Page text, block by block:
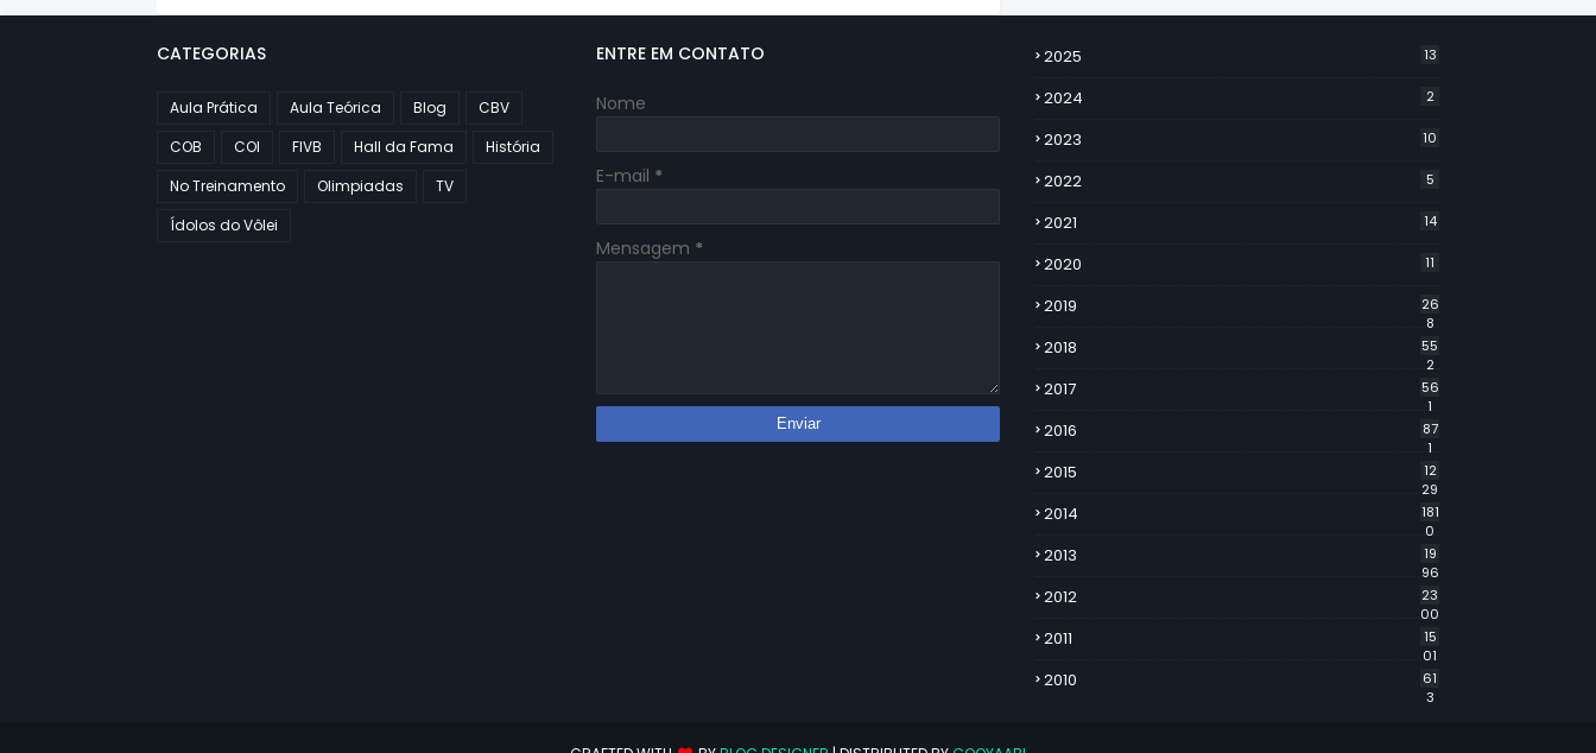
CATEGORIAS
Aula Prática Aula Teórica Blog
CBV
COB
COI FIVB Hall da Fama
História
No Treinamento
Olimpiadas
TV
Ídolos do Vôlei
ENTRE EM CONTATO
Nome
E-mail *
Mensagem *
2025 13
2024 2
2023 10
2022 5
2021 14
2020 11
2019
26
8
2018
55
2
2017
56
1
2016
87
1
2015
12
29
2014
181
0
2013
19
96
2012
23
00
2011
15
01
2010
61
3